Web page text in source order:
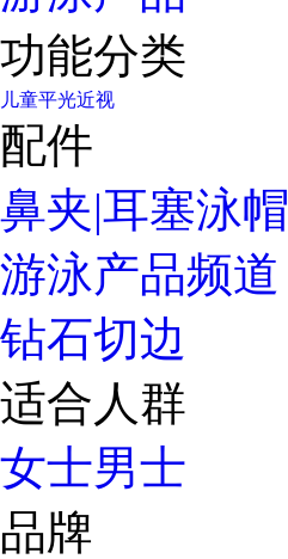
功能分类
儿童平光近视
配件
鼻夹|耳塞泳帽
游泳产品频道
钻石切边
适合人群
女士男士
品牌